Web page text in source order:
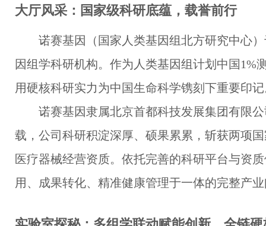
大厅风采：国家级科研底蕴，载誉前行
诺赛基因（国家人类基因组北方研究中心
因组学科研机构。作为人类基因组计划中国
用硬核科研实力为中国生命科学镌刻下重要印
诺赛基因隶属北京首都科技发展集团有限
载，公司科研积淀深厚、硕果累累，斩获两项
医疗器械经营资质。依托完善的科研平台与资
用、成果转化、精准健康管理于一体的完整产